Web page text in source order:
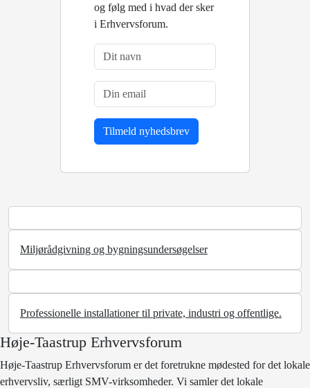
og følg med i hvad der sker
i Erhvervsforum.
Miljørådgivning og bygningsundersøgelser
Professionelle installationer til private, industri og offentlige.
Høje-Taastrup Erhvervsforum
Høje-Taastrup Erhvervsforum er det foretrukne mødested for det lokale
erhvervsliv, særligt SMV-virksomheder. Vi samler det lokale